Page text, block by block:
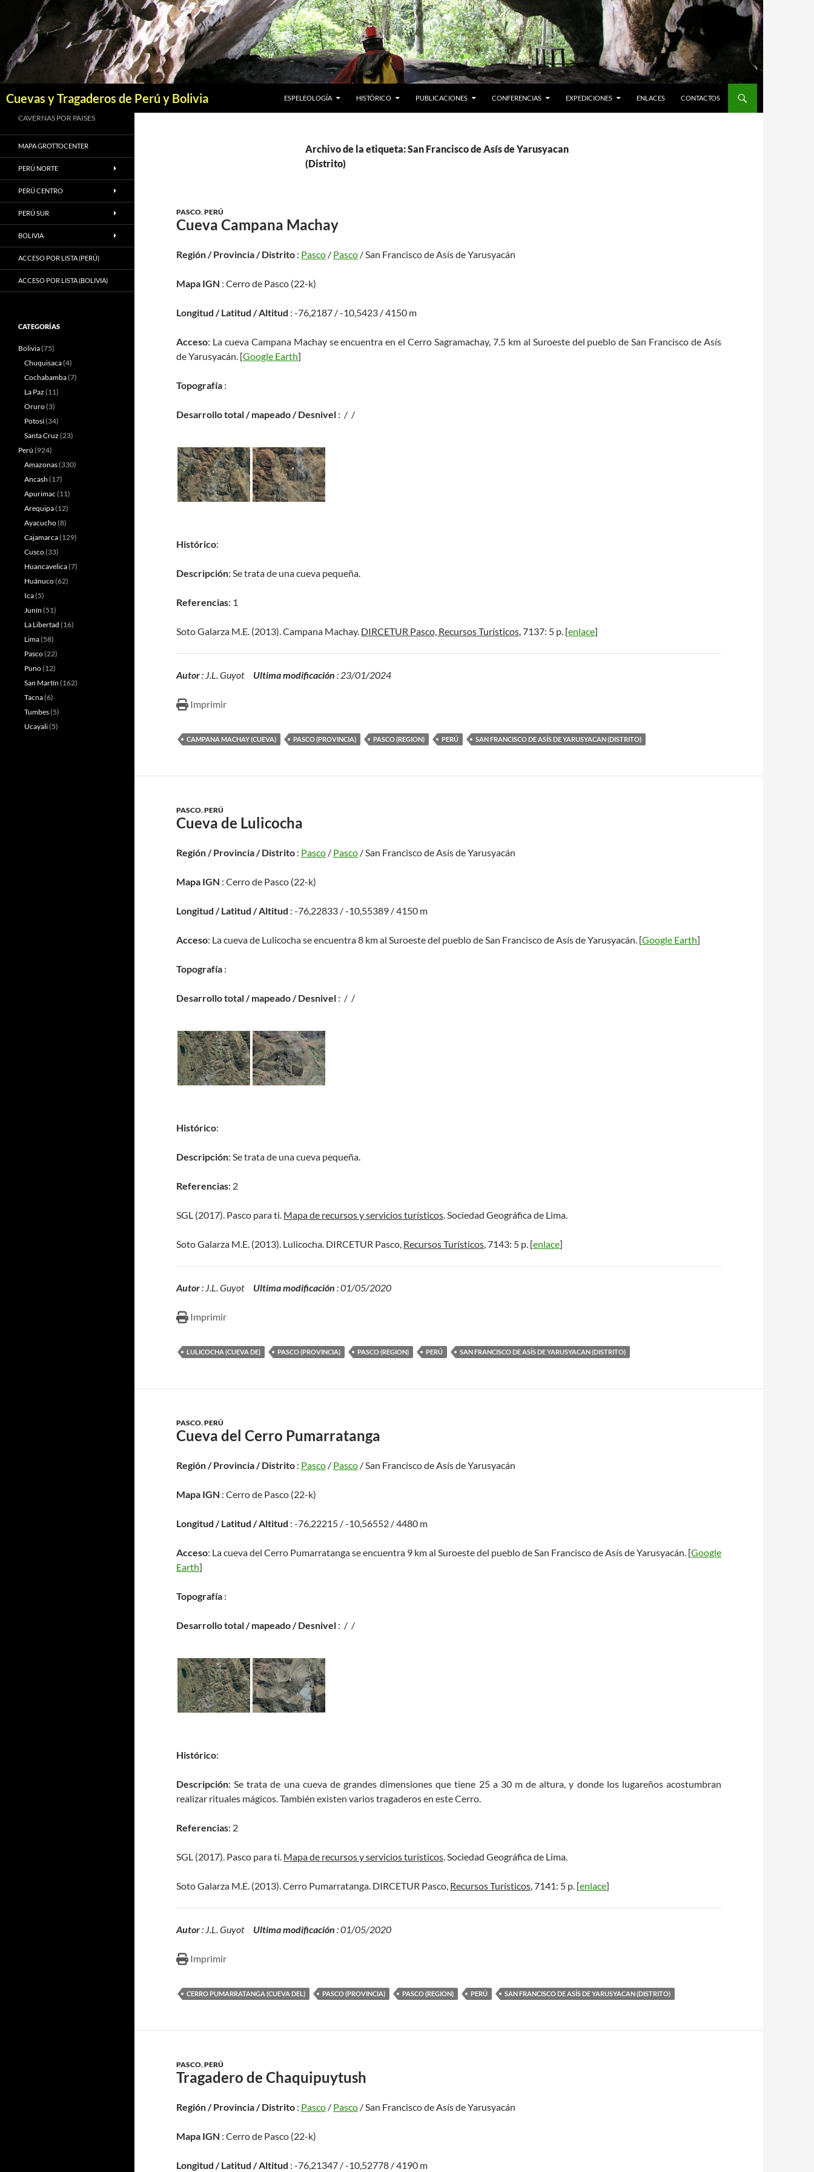
contenido
Cuevas y Tragaderos de Perú y Bolivia ESPELEOLOGÍA HISTÓRICO PUBLICACIONES CONFERENCIAS EXPEDICIONES ENLACES CONTACTOS
Archivo de la etiqueta: San Francisco de Asís de Yarusyacan
(Distrito)
PASCO,PERÚ
Cueva Campana Machay
Región / Provincia / Distrito : Pasco / Pasco / San Francisco de Asís de Yarusyacán
Mapa IGN : Cerro de Pasco (22-k)
Longitud / Latitud / Altitud : -76,2187 / -10,5423 / 4150 m
Acceso: La cueva Campana Machay se encuentra en el Cerro Sagramachay, 7.5 km al Suroeste del pueblo de San Francisco de Asís
de Yarusyacán. [Google Earth]
Topografía :
Desarrollo total / mapeado / Desnivel : / /
Histórico:
Descripción: Se trata de una cueva pequeña.
Referencias: 1
Soto Galarza M.E. (2013). Campana Machay. DIRCETUR Pasco, Recursos Turísticos, 7137: 5 p. [enlace]
Autor: J.L. Guyot Ultima modificación : 23/01/2024
Imprimir
CAMPANA MACHAY (CUEVA) PASCO (PROVINCIA) PASCO (REGION) PERÚ SAN FRANCISCO DE ASÍS DE YARUSYACAN (DISTRITO)
PASCO,PERÚ
Cueva de Lulicocha
Región / Provincia / Distrito : Pasco / Pasco / San Francisco de Asís de Yarusyacán
Mapa IGN : Cerro de Pasco (22-k)
Longitud / Latitud / Altitud : -76,22833 / -10,55389 / 4150 m
Acceso: La cueva de Lulicocha se encuentra 8 km al Suroeste del pueblo de San Francisco de Asís de Yarusyacán. [Google Earth]
Topografía :
Desarrollo total / mapeado / Desnivel : / /
Histórico:
Descripción: Se trata de una cueva pequeña.
Referencias: 2
SGL (2017). Pasco para ti. Mapa de recursos y servicios turísticos. Sociedad Geográfica de Lima.
Soto Galarza M.E. (2013). Lulicocha. DIRCETUR Pasco, Recursos Turísticos, 7143: 5 p. [enlace]
Autor: J.L. Guyot Ultima modificación : 01/05/2020
Imprimir
LULICOCHA (CUEVA DE) PASCO (PROVINCIA) PASCO (REGION) PERÚ SAN FRANCISCO DE ASÍS DE YARUSYACAN (DISTRITO)
PASCO,PERÚ
Cueva del Cerro Pumarratanga
Región / Provincia / Distrito : Pasco / Pasco / San Francisco de Asís de Yarusyacán
Mapa IGN : Cerro de Pasco (22-k)
Longitud / Latitud / Altitud : -76,22215 / -10,56552 / 4480 m
Acceso: La cueva del Cerro Pumarratanga se encuentra 9 km al Suroeste del pueblo de San Francisco de Asís de Yarusyacán. [Google
Earth]
Topografía :
Desarrollo total / mapeado / Desnivel : / /
Histórico:
Descripción: Se trata de una cueva de grandes dimensiones que tiene 25 a 30 m de altura, y donde los lugareños acostumbran
realizar rituales mágicos. También existen varios tragaderos en este Cerro.
Referencias: 2
SGL (2017). Pasco para ti. Mapa de recursos y servicios turísticos. Sociedad Geográfica de Lima.
Soto Galarza M.E. (2013). Cerro Pumarratanga. DIRCETUR Pasco, Recursos Turísticos, 7141: 5 p. [enlace]
Autor: J.L. Guyot Ultima modificación : 01/05/2020
Imprimir
CERRO PUMARRATANGA (CUEVA DEL) PASCO (PROVINCIA) PASCO (REGION) PERÚ SAN FRANCISCO DE ASÍS DE YARUSYACAN (DISTRITO)
PASCO,PERÚ
Tragadero de Chaquipuytush
Región / Provincia / Distrito : Pasco / Pasco / San Francisco de Asís de Yarusyacán
Mapa IGN : Cerro de Pasco (22-k)
Longitud / Latitud / Altitud : -76,21347 / -10,52778 / 4190 m
CAVERNAS POR PAISES
MAPA GROTTOCENTER
PERÚ NORTE
PERÚ CENTRO
PERÚ SUR
BOLIVIA
ACCESO POR LISTA (PERÚ)
ACCESO POR LISTA (BOLIVIA)
CATEGORÍAS
Bolivia(75)
Chuquisaca(4)
Cochabamba(7)
La Paz (11)
Oruro(3)
Potosí(34)
Santa Cruz (23)
Perú (924)
Amazonas(330)
Ancash (17)
Apurimac (11)
Arequipa(12)
Ayacucho(8)
Cajamarca(129)
Cusco(33)
Huancavelica(7)
Huánuco(62)
Ica(5)
Junín (51)
La Libertad (16)
Lima(58)
Pasco(22)
Puno(12)
San Martín (162)
Tacna(6)
Tumbes(5)
Ucayali(5)